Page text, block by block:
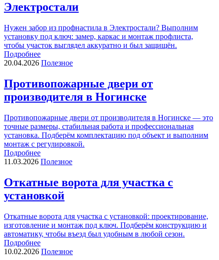
Электростали
Нужен забор из профнастила в Электростали? Выполним
установку под ключ: замер, каркас и монтаж профлиста,
чтобы участок выглядел аккуратно и был защищён.
Подробнее
20.04.2026 Полезное
Противопожарные двери от
производителя в Ногинске
Противопожарные двери от производителя в Ногинске — это
точные размеры, стабильная работа и профессиональная
установка. Подберём комплектацию под объект и выполним
монтаж с регулировкой.
Подробнее
11.03.2026 Полезное
Откатные ворота для участка с
установкой
Откатные ворота для участка с установкой: проектирование,
изготовление и монтаж под ключ. Подберём конструкцию и
автоматику, чтобы въезд был удобным в любой сезон.
Подробнее
10.02.2026 Полезное